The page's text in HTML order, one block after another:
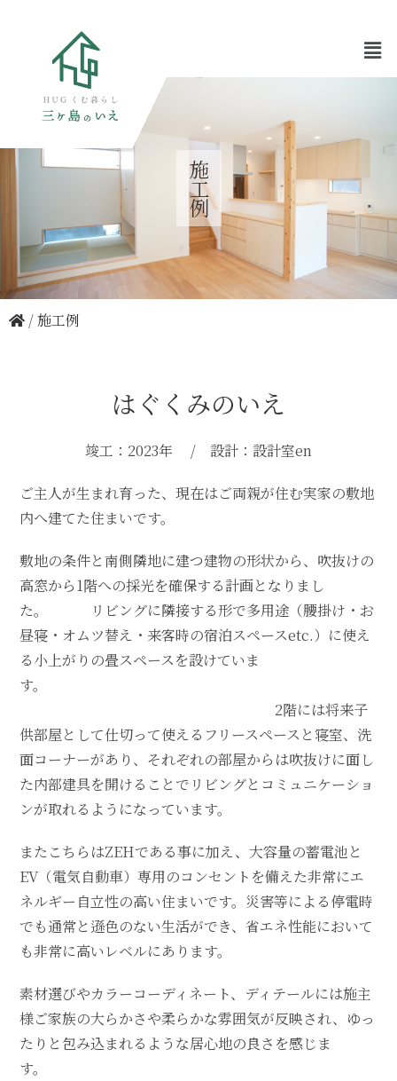
施工例
/施工例
はぐくみのいえ
竣工：2023年 / 設計：設計室en
ご主人が生まれ育った、現在はご両親が住む実家の敷地
内へ建てた住まいです。
敷地の条件と南側隣地に建つ建物の形状から、吹抜けの
高窓から1階への採光を確保する計画となりまし
た。 リビングに隣接する形で多用途（腰掛け・お
昼寝・オムツ替え・来客時の宿泊スペースetc.）に使え
る小上がりの畳スペースを設けていま
す。
2階には将来子
供部屋として仕切って使えるフリースペースと寝室、洗
面コーナーがあり、それぞれの部屋からは吹抜けに面し
た内部建具を開けることでリビングとコミュニケーショ
ンが取れるようになっています。
またこちらはZEHである事に加え、大容量の蓄電池と
EV（電気自動車）専用のコンセントを備えた非常にエ
ネルギー自立性の高い住まいです。災害等による停電時
でも通常と遜色のない生活ができ、省エネ性能において
も非常に高いレベルにあります。
素材選びやカラーコーディネート、ディテールには施主
様ご家族の大らかさや柔らかな雰囲気が反映され、ゆっ
たりと包み込まれるような居心地の良さを感じま
す。